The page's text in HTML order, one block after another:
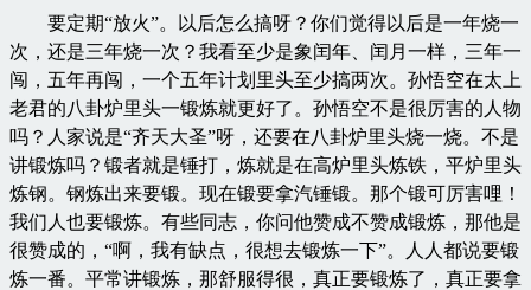
要定期“放火”。以后怎么搞呀？你们觉得以后是一年烧一
次，还是三年烧一次？我看至少是象闰年、闰月一样，三年一
闯，五年再闯，一个五年计划里头至少搞两次。孙悟空在太上
老君的八卦炉里头一锻炼就更好了。孙悟空不是很厉害的人物
吗？人家说是“齐天大圣”呀，还要在八卦炉里头烧一烧。不是
讲锻炼吗？锻者就是锤打，炼就是在高炉里头炼铁，平炉里头
炼钢。钢炼出来要锻。现在锻要拿汽锤锻。那个锻可厉害哩！
我们人也要锻炼。有些同志，你问他赞成不赞成锻炼，那他是
很赞成的，“啊，我有缺点，很想去锻炼一下”。人人都说要锻
炼一番。平常讲锻炼，那舒服得很，真正要锻炼了，真正要拿